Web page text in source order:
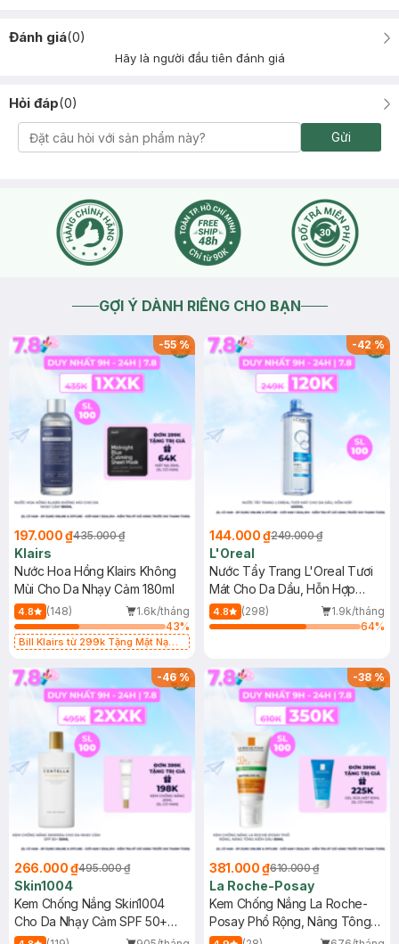
Đánh giá(0)
Hãy là người đầu tiên đánh giá
Hỏi đáp(0)
Gửi
GỢI Ý DÀNH RIÊNG CHO BẠN
-55%
197.000 ₫435.000 ₫
Klairs
Nước Hoa Hồng Klairs Không
Mùi Cho Da Nhạy Cảm 180ml
4.8 (148)
1.6k/tháng
43%
Bill Klairs từ 299k Tặng Mặt Nạ
25ml (SL Có Hạn)
-42%
144.000 ₫249.000 ₫
L'Oreal
Nước Tẩy Trang L'Oreal Tươi
Mát Cho Da Dầu, Hỗn Hợp
400ml
4.8 (298)
1.9k/tháng
64%
-46%
266.000 ₫495.000 ₫
Skin1004
Kem Chống Nắng Skin1004
Cho Da Nhạy Cảm SPF 50+
50ml
-38%
381.000 ₫610.000 ₫
La Roche-Posay
Kem Chống Nắng La Roche-
Posay Phổ Rộng, Nâng Tông
Kiềm Dầu 50ml